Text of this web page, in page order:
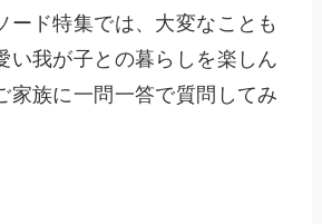
ード特集では、大変なことも
い我が子との暮らしを楽しん
家族に一問一答で質問してみ